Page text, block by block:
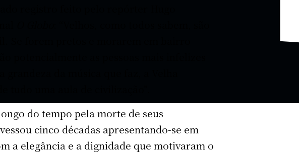
registro feito pelo repórter Hugo
Se forem pretos e morarem em bairro
do tempo pela morte de seus
cinco décadas apresentando-se em
a elegância e a dignidade que motivaram o